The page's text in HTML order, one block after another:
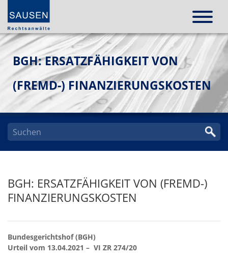
BGH: ERSATZFÄHIGKEIT VON
(FREMD-) FINANZIERUNGSKOSTEN
BGH: ERSATZFÄHIGKEIT VON (FREMD-)
FINANZIERUNGSKOSTEN
Bundesgerichtshof (BGH)
Urteil vom 13.04.2021 – VI ZR 274/20